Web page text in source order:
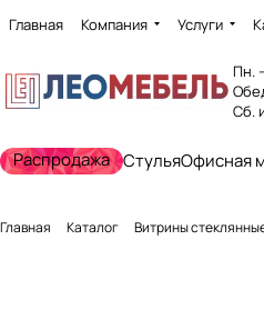
Главная Компания Услуги
Пн.
Сб.
Распродажа СтульяОфисная
Главная Каталог Витрины